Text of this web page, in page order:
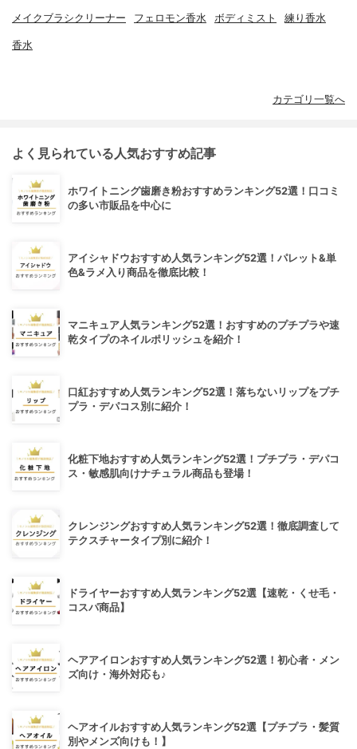
メイクブラシクリーナー フェロモン香水 ボディミスト 練り香水
香水
カテゴリ一覧へ
よく見られている人気おすすめ記事
ホワイトニング歯磨き粉おすすめランキング52選！口コミ
の多い市販品を中心に
アイシャドウおすすめ人気ランキング52選！パレット&単
色&ラメ入り商品を徹底比較！
マニキュア人気ランキング52選！おすすめのプチプラや速
乾タイプのネイルポリッシュを紹介！
口紅おすすめ人気ランキング52選！落ちないリップをプチ
プラ・デパコス別に紹介！
化粧下地おすすめ人気ランキング52選！プチプラ・デパコ
ス・敏感肌向けナチュラル商品も登場！
クレンジングおすすめ人気ランキング52選！徹底調査して
テクスチャータイプ別に紹介！
ドライヤーおすすめ人気ランキング52選【速乾・くせ毛・
コスパ商品】
ヘアアイロンおすすめ人気ランキング52選！初心者・メン
ズ向け・海外対応も♪
ヘアオイルおすすめ人気ランキング52選【プチプラ・髪質
別やメンズ向けも！】